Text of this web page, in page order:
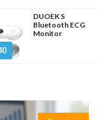
DUOEK S
Bluetooth ECG
Monitor